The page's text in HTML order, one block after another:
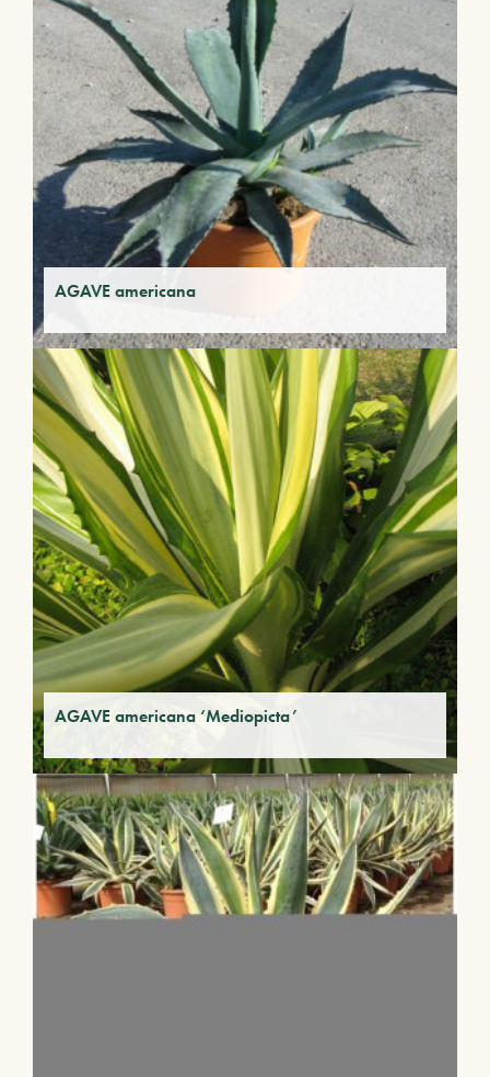
AGAVE americana
AGAVE americana ‘Mediopicta’